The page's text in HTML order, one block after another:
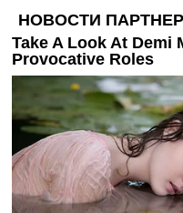
Украина.
Украина.
Лига
Англия.
Испания. Ла
Другие
Таблицы
Таблицы
Украина.
Украина.